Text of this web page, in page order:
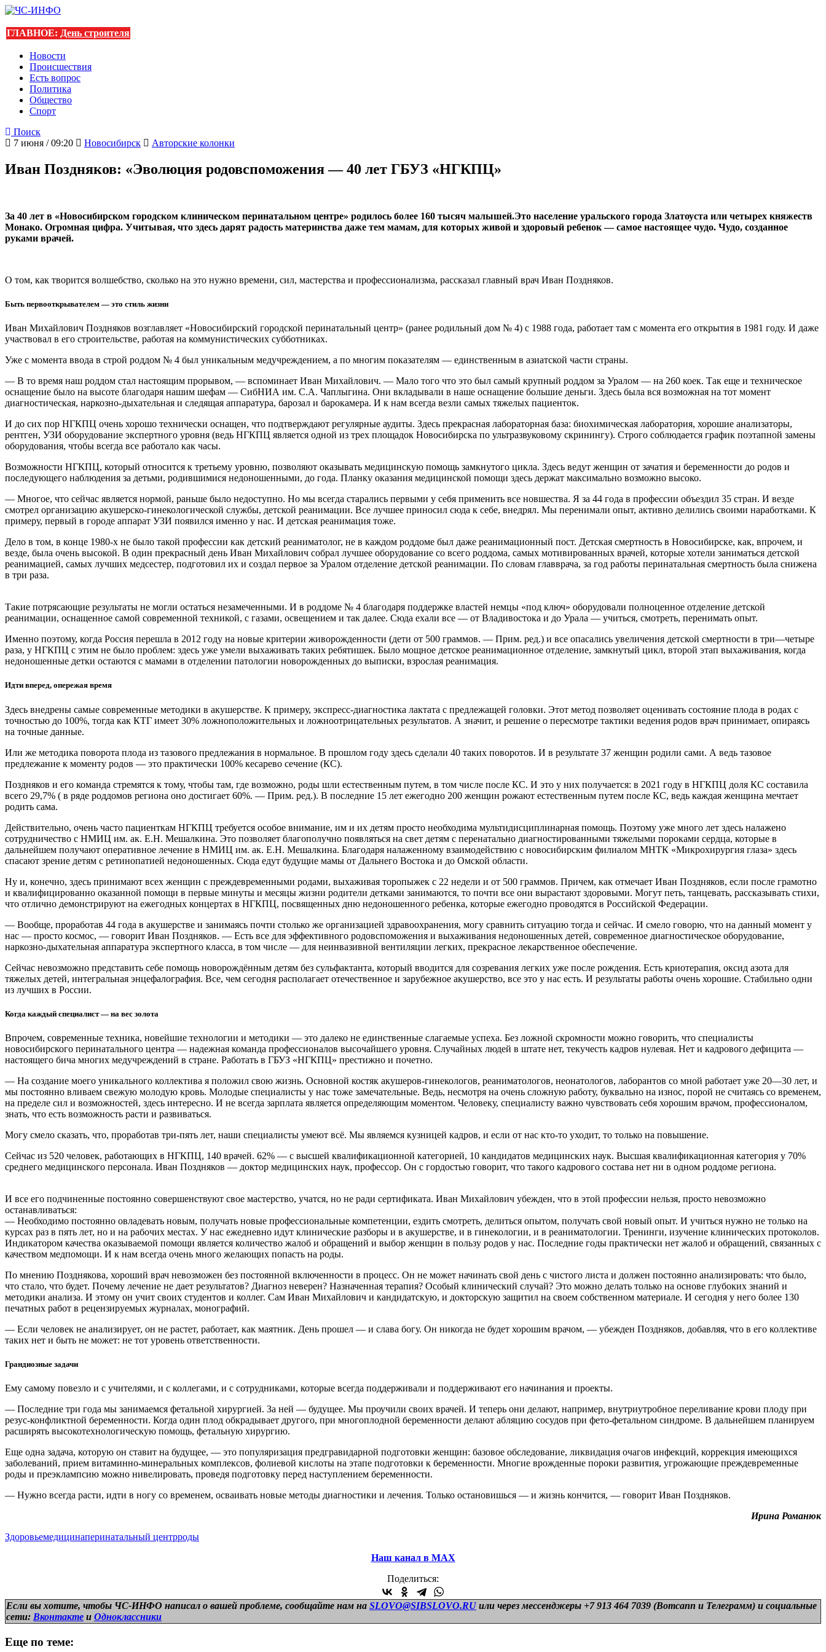
ГЛАВНОЕ: День строителя
Новости
Происшествия
Есть вопрос
Политика
Общество
Спорт
Поиск
7 июня / 09:20
Новосибирск Авторские колонки
Иван Поздняков: «Эволюция родовспоможения — 40 лет ГБУЗ «НГКПЦ»
За 40 лет в «Новосибирском городском клиническом перинатальном центре» родилось более 160 тысяч малышей.Это население уральского города Златоуста или четырех княжеств
Монако. Огромная цифра. Учитывая, что здесь дарят радость материнства даже тем мамам, для которых живой и здоровый ребенок — самое настоящее чудо. Чудо, созданное
руками врачей.
О том, как творится волшебство, сколько на это нужно времени, сил, мастерства и профессионализма, рассказал главный врач Иван Поздняков.
Быть первооткрывателем — это стиль жизни
Иван Михайлович Поздняков возглавляет «Новосибирский городской перинатальный центр» (ранее родильный дом № 4) с 1988 года, работает там с момента его открытия в 1981 году. И даже
участвовал в его строительстве, работая на коммунистических субботниках.
Уже с момента ввода в строй роддом № 4 был уникальным медучреждением, а по многим показателям — единственным в азиатской части страны.
— В то время наш роддом стал настоящим прорывом, — вспоминает Иван Михайлович. — Мало того что это был самый крупный роддом за Уралом — на 260 коек. Так еще и техническое
оснащение было на высоте благодаря нашим шефам — СибНИА им. С.А. Чаплыгина. Они вкладывали в наше оснащение большие деньги. Здесь была вся возможная на тот момент
диагностическая, наркозно-дыхательная и следящая аппаратура, барозал и барокамера. И к нам всегда везли самых тяжелых пациенток.
И до сих пор НГКПЦ очень хорошо технически оснащен, что подтверждают регулярные аудиты. Здесь прекрасная лабораторная база: биохимическая лаборатория, хорошие анализаторы,
рентген, УЗИ оборудование экспертного уровня (ведь НГКПЦ является одной из трех площадок Новосибирска по ультразвуковому скринингу). Строго соблюдается график поэтапной замены
оборудования, чтобы всегда все работало как часы.
Возможности НГКПЦ, который относится к третьему уровню, позволяют оказывать медицинскую помощь замкнутого цикла. Здесь ведут женщин от зачатия и беременности до родов и
последующего наблюдения за детьми, родившимися недоношенными, до года. Планку оказания медицинской помощи здесь держат максимально возможно высоко.
— Многое, что сейчас является нормой, раньше было недоступно. Но мы всегда старались первыми у себя применить все новшества. Я за 44 года в профессии объездил 35 стран. И везде
смотрел организацию акушерско-гинекологической службы, детской реанимации. Все лучшее приносил сюда к себе, внедрял. Мы перенимали опыт, активно делились своими наработками. К
примеру, первый в городе аппарат УЗИ появился именно у нас. И детская реанимация тоже.
Дело в том, в конце 1980-х не было такой профессии как детский реаниматолог, не в каждом роддоме был даже реанимационный пост. Детская смертность в Новосибирске, как, впрочем, и
везде, была очень высокой. В один прекрасный день Иван Михайлович собрал лучшее оборудование со всего роддома, самых мотивированных врачей, которые хотели заниматься детской
реанимацией, самых лучших медсестер, подготовил их и создал первое за Уралом отделение детской реанимации. По словам главврача, за год работы перинатальная смертность была снижена
в три раза.
Такие потрясающие результаты не могли остаться незамеченными. И в роддоме № 4 благодаря поддержке властей немцы «под ключ» оборудовали полноценное отделение детской
реанимации, оснащенное самой современной техникой, с газами, освещением и так далее. Сюда ехали все — от Владивостока и до Урала — учиться, смотреть, перенимать опыт.
Именно поэтому, когда Россия перешла в 2012 году на новые критерии живорожденности (дети от 500 граммов. — Прим. ред.) и все опасались увеличения детской смертности в три—четыре
раза, у НГКПЦ с этим не было проблем: здесь уже умели выхаживать таких ребятишек. Было мощное детское реанимационное отделение, замкнутый цикл, второй этап выхаживания, когда
недоношенные детки остаются с мамами в отделении патологии новорожденных до выписки, взрослая реанимация.
Идти вперед, опережая время
Здесь внедрены самые современные методики в акушерстве. К примеру, экспресс-диагностика лактата с предлежащей головки. Этот метод позволяет оценивать состояние плода в родах с
точностью до 100%, тогда как КТГ имеет 30% ложноположительных и ложноотрицательных результатов. А значит, и решение о пересмотре тактики ведения родов врач принимает, опираясь
на точные данные.
Или же методика поворота плода из тазового предлежания в нормальное. В прошлом году здесь сделали 40 таких поворотов. И в результате 37 женщин родили сами. А ведь тазовое
предлежание к моменту родов — это практически 100% кесарево сечение (КС).
Поздняков и его команда стремятся к тому, чтобы там, где возможно, роды шли естественным путем, в том числе после КС. И это у них получается: в 2021 году в НГКПЦ доля КС составила
всего 29,7% ( в ряде роддомов региона оно достигает 60%. — Прим. ред.). В последние 15 лет ежегодно 200 женщин рожают естественным путем после КС, ведь каждая женщина мечтает
родить сама.
Действительно, очень часто пациенткам НГКПЦ требуется особое внимание, им и их детям просто необходима мультидисциплинарная помощь. Поэтому уже много лет здесь налажено
сотрудничество с НМИЦ им. ак. Е.Н. Мешалкина. Это позволяет благополучно появляться на свет детям с перенатально диагностированными тяжелыми пороками сердца, которые в
дальнейшем получают оперативное лечение в НМИЦ им. ак. Е.Н. Мешалкина. Благодаря налаженному взаимодействию с новосибирским филиалом МНТК «Микрохирургия глаза» здесь
спасают зрение детям с ретинопатией недоношенных. Сюда едут будущие мамы от Дальнего Востока и до Омской области.
Ну и, конечно, здесь принимают всех женщин с преждевременными родами, выхаживая торопыжек с 22 недели и от 500 граммов. Причем, как отмечает Иван Поздняков, если после грамотно
и квалифицированно оказанной помощи в первые минуты и месяцы жизни родители детками занимаются, то почти все они вырастают здоровыми. Могут петь, танцевать, рассказывать стихи,
что отлично демонстрируют на ежегодных концертах в НГКПЦ, посвященных дню недоношенного ребенка, которые ежегодно проводятся в Российской Федерации.
— Вообще, проработав 44 года в акушерстве и занимаясь почти столько же организацией здравоохранения, могу сравнить ситуацию тогда и сейчас. И смело говорю, что на данный момент у
нас — просто космос, — говорит Иван Поздняков. — Есть все для эффективного родовспоможения и выхаживания недоношенных детей, современное диагностическое оборудование,
наркозно-дыхательная аппаратура экспертного класса, в том числе — для неинвазивной вентиляции легких, прекрасное лекарственное обеспечение.
Сейчас невозможно представить себе помощь новорождённым детям без сульфактанта, который вводится для созревания легких уже после рождения. Есть криотерапия, оксид азота для
тяжелых детей, интегральная энцефалография. Все, чем сегодня располагает отечественное и зарубежное акушерство, все это у нас есть. И результаты работы очень хорошие. Стабильно одни
из лучших в России.
Когда каждый специалист — на вес золота
Впрочем, современные техника, новейшие технологии и методики — это далеко не единственные слагаемые успеха. Без ложной скромности можно говорить, что специалисты
новосибирского перинатального центра — надежная команда профессионалов высочайшего уровня. Случайных людей в штате нет, текучесть кадров нулевая. Нет и кадрового дефицита —
настоящего бича многих медучреждений в стране. Работать в ГБУЗ «НГКПЦ» престижно и почетно.
— На создание моего уникального коллектива я положил свою жизнь. Основной костяк акушеров-гинекологов, реаниматологов, неонатологов, лаборантов со мной работает уже 20—30 лет, и
мы постоянно вливаем свежую молодую кровь. Молодые специалисты у нас тоже замечательные. Ведь, несмотря на очень сложную работу, буквально на износ, порой не считаясь со временем,
на пределе сил и возможностей, здесь интересно. И не всегда зарплата является определяющим моментом. Человеку, специалисту важно чувствовать себя хорошим врачом, профессионалом,
знать, что есть возможность расти и развиваться.
Могу смело сказать, что, проработав три-пять лет, наши специалисты умеют всё. Мы являемся кузницей кадров, и если от нас кто-то уходит, то только на повышение.
Сейчас из 520 человек, работающих в НГКПЦ, 140 врачей. 62% — с высшей квалификационной категорией, 10 кандидатов медицинских наук. Высшая квалификационная категория у 70%
среднего медицинского персонала. Иван Поздняков — доктор медицинских наук, профессор. Он с гордостью говорит, что такого кадрового состава нет ни в одном роддоме региона.
И все его подчиненные постоянно совершенствуют свое мастерство, учатся, но не ради сертификата. Иван Михайлович убежден, что в этой профессии нельзя, просто невозможно
останавливаться:
— Необходимо постоянно овладевать новым, получать новые профессиональные компетенции, ездить смотреть, делиться опытом, получать свой новый опыт. И учиться нужно не только на
курсах раз в пять лет, но и на рабочих местах. У нас ежедневно идут клинические разборы и в акушерстве, и в гинекологии, и в реаниматологии. Тренинги, изучение клинических протоколов.
Индикатором качества оказываемой помощи является количество жалоб и обращений и выбор женщин в пользу родов у нас. Последние годы практически нет жалоб и обращений, связанных с
качеством медпомощи. И к нам всегда очень много желающих попасть на роды.
По мнению Позднякова, хороший врач невозможен без постоянной включенности в процесс. Он не может начинать свой день с чистого листа и должен постоянно анализировать: что было,
что стало, что будет. Почему лечение не дает результатов? Диагноз неверен? Назначенная терапия? Особый клинический случай? Это можно делать только на основе глубоких знаний и
методики анализа. И этому он учит своих студентов и коллег. Сам Иван Михайлович и кандидатскую, и докторскую защитил на своем собственном материале. И сегодня у него более 130
печатных работ в рецензируемых журналах, монографий.
— Если человек не анализирует, он не растет, работает, как маятник. День прошел — и слава богу. Он никогда не будет хорошим врачом, — убежден Поздняков, добавляя, что в его коллективе
таких нет и быть не может: не тот уровень ответственности.
Грандиозные задачи
Ему самому повезло и с учителями, и с коллегами, и с сотрудниками, которые всегда поддерживали и поддерживают его начинания и проекты.
— Последние три года мы занимаемся фетальной хирургией. За ней — будущее. Мы проучили своих врачей. И теперь они делают, например, внутриутробное переливание крови плоду при
резус-конфликтной беременности. Когда один плод обкрадывает другого, при многоплодной беременности делают абляцию сосудов при фето-фетальном синдроме. В дальнейшем планируем
расширять высокотехнологическую помощь, фетальную хирургию.
Еще одна задача, которую он ставит на будущее, — это популяризация предгравидарной подготовки женщин: базовое обследование, ликвидация очагов инфекций, коррекция имеющихся
заболеваний, прием витаминно-минеральных комплексов, фолиевой кислоты на этапе подготовки к беременности. Многие врожденные пороки развития, угрожающие преждевременные
роды и преэклампсию можно нивелировать, проведя подготовку перед наступлением беременности.
— Нужно всегда расти, идти в ногу со временем, осваивать новые методы диагностики и лечения. Только остановишься — и жизнь кончится, — говорит Иван Поздняков.
Ирина Романюк
Здоровьемедицинаперинатальный центрроды
Наш канал в МАХ
Поделиться:
Если вы хотите, чтобы ЧС-ИНФО написал о вашей проблеме, сообщайте нам на SLOVO@SIBSLOVO.RU или через мессенджеры +7 913 464 7039 (Вотсапп и Телеграмм) и социальные
сети: Вконтакте и Одноклассники
Еще по теме: